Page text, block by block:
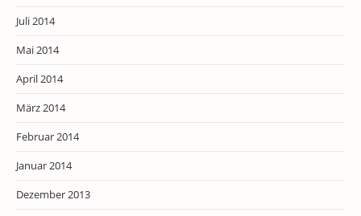
Juli 2014
Mai 2014
April 2014
März 2014
Februar 2014
Januar 2014
Dezember 2013